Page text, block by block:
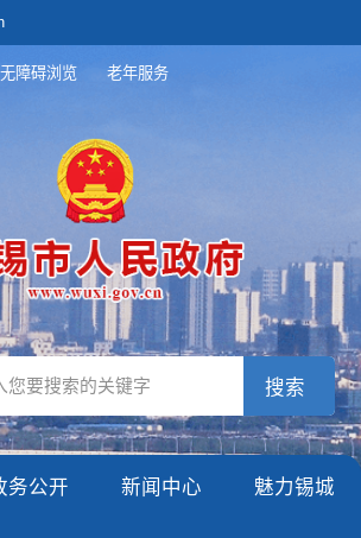
无障碍浏览 老年服务
务公开 新闻中心 魅力锡城